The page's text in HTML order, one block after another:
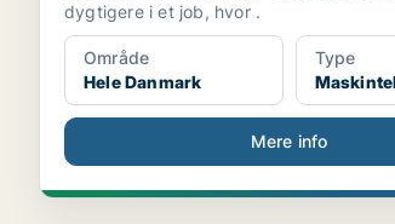
dygtigere i et job, hvor .
Område
Hele Danmark
Type
Mere info